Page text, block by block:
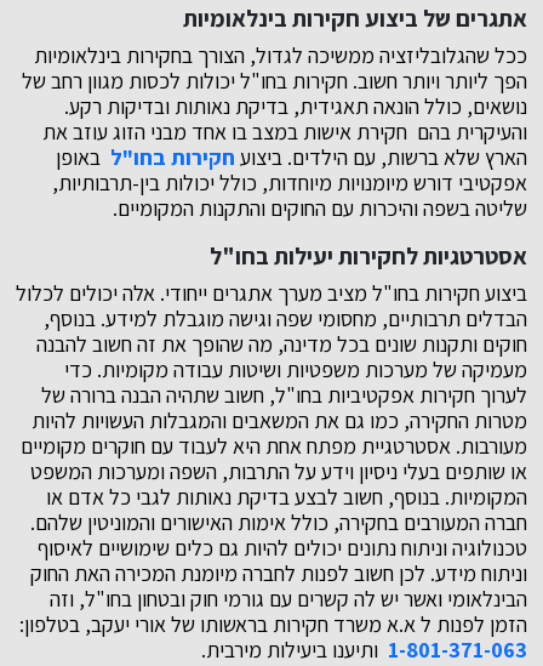
אתגרים של ביצוע חקירות בינלאומיות
ככל שהגלובליזציה ממשיכה לגדול, הצורך בחקירות בינלאומיות
הפך ליותר ויותר חשוב. חקירות בחו"ל יכולות לכסות מגוון רחב של
נושאים, כולל הונאה תאגידית, בדיקת נאותות ובדיקות רקע.
והעיקרית בהם חקירת אישות במצב בו אחד מבני הזוג עוזב את
הארץ שלא ברשות, עם הילדים. ביצוע חקירות בחו"ל באופן
אפקטיבי דורש מיומנויות מיוחדות, כולל יכולות בין-תרבותיות,
שליטה בשפה והיכרות עם החוקים והתקנות המקומיים.
אסטרטגיות לחקירות יעילות בחו"ל
ביצוע חקירות בחו"ל מציב מערך אתגרים ייחודי. אלה יכולים לכלול
הבדלים תרבותיים, מחסומי שפה וגישה מוגבלת למידע. בנוסף,
חוקים ותקנות שונים בכל מדינה, מה שהופך את זה חשוב להבנה
מעמיקה של מערכות משפטיות ושיטות עבודה מקומיות. כדי
לערוך חקירות אפקטיביות בחו"ל, חשוב שתהיה הבנה ברורה של
מטרות החקירה, כמו גם את המשאבים והמגבלות העשויות להיות
מעורבות. אסטרטגיית מפתח אחת היא לעבוד עם חוקרים מקומיים
או שותפים בעלי ניסיון וידע על התרבות, השפה ומערכות המשפט
המקומיות. בנוסף, חשוב לבצע בדיקת נאותות לגבי כל אדם או
חברה המעורבים בחקירה, כולל אימות האישורים והמוניטין שלהם.
טכנולוגיה וניתוח נתונים יכולים להיות גם כלים שימושיים לאיסוף
וניתוח מידע. לכן חשוב לפנות לחברה מיומנת המכירה האת החוק
הבינלאומי ואשר יש לה קשרים עם גורמי חוק ובטחון בחו"ל, וזה
הזמן לפנות ל א.א משרד חקירות בראשותו של אורי יעקב, בטלפון:
1-801-371-063 ותיענו ביעילות מירבית.